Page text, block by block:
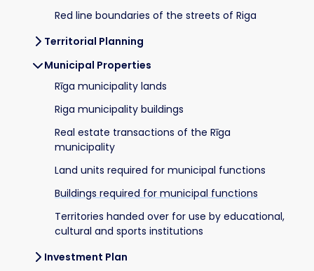
Red line boundaries of the streets of Riga
Territorial Planning
Municipal Properties
Rīga municipality lands
Riga municipality buildings
Real estate transactions of the Rīga
municipality
Land units required for municipal functions
Buildings required for municipal functions
Territories handed over for use by educational,
cultural and sports institutions
Investment Plan